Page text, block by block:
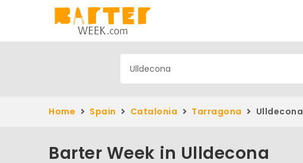
Home Spain Catalonia Tarragona Ulldecona
Barter Week in Ulldecona